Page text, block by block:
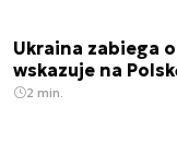
Ukraina zabiega
wskazuje na
2 min.